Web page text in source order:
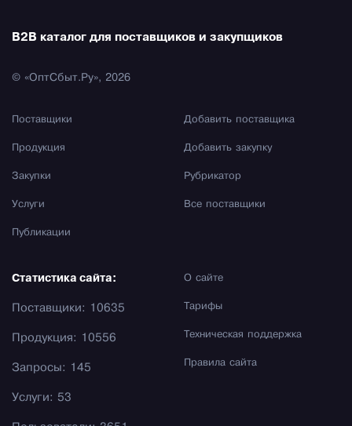
B2B каталог для поставщиков и закупщиков
© «ОптСбыт.Ру», 2026
Поставщики
Продукция
Закупки
Услуги
Публикации
Добавить поставщика
Добавить закупку
Рубрикатор
Все поставщики
О сайте
Тарифы
Техническая поддержка
Правила сайта
Статистика сайта:
Поставщики: 10635
Продукция: 10556
Запросы: 145
Услуги: 53